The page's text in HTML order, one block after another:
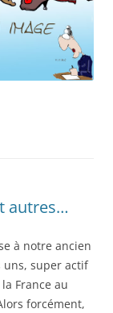
autres…
à notre ancien
super actif
France au
forcément,